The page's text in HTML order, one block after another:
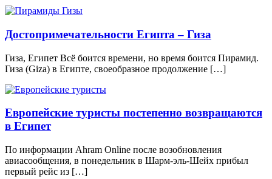
Достопримечательности Египта – Гиза
Гиза, Египет Всё боится времени, но время боится Пирамид.
Гиза (Giza) в Египте, своеобразное продолжение […]
Европейские туристы постепенно возвращаются
в Египет
По информации Ahram Online после возобновления
авиасообщения, в понедельник в Шарм-эль-Шейх прибыл
первый рейс из […]